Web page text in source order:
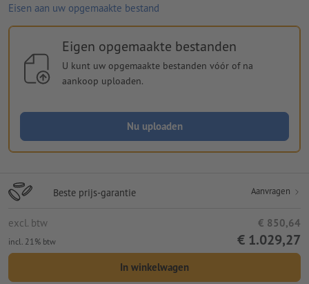
Eisen aan uw opgemaakte bestand
Eigen opgemaakte bestanden
U kunt uw opgemaakte bestanden vóór of na
aankoop uploaden.
Nu uploaden
Beste prijs-garantie Aanvragen
excl. btw € 850,64
incl. 21% btw € 1.029,27
In winkelwagen